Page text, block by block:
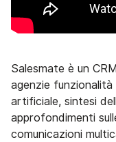
Salesmate è un
agenzie
artificiale, sintesi
approfondimenti
comunicazioni